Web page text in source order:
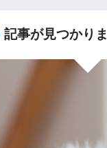
記事が見つかりま